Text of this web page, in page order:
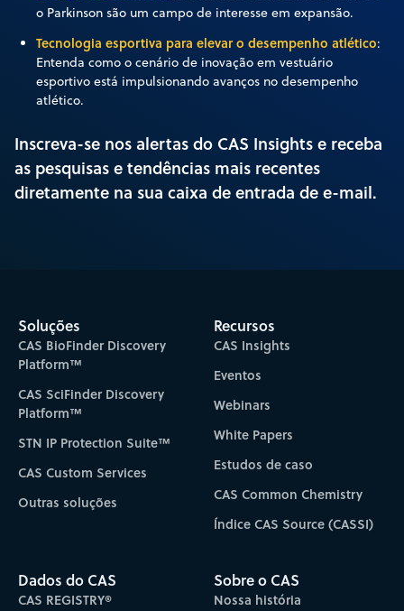
o Parkinson são um campo de interesse em expansão.
Tecnologia esportiva para elevar o desempenho atlético:
Entenda como o cenário de inovação em vestuário
esportivo está impulsionando avanços no desempenho
atlético.
Inscreva-se nos alertas do CAS Insights e receba
as pesquisas e tendências mais recentes
diretamente na sua caixa de entrada de e-mail.
Soluções
CAS BioFinder Discovery
Platform™
CAS SciFinder Discovery
Platform™
STN IP Protection Suite™
CAS Custom Services
Outras soluções
Recursos
CAS Insights
Eventos
Webinars
White Papers
Estudos de caso
CAS Common Chemistry
Índice CAS Source (CASSI)
Dados do CAS
CAS REGISTRY®
Sobre o CAS
Nossa história